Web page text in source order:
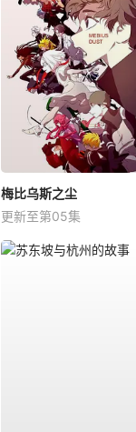
梅比乌斯之尘
更新至第05集